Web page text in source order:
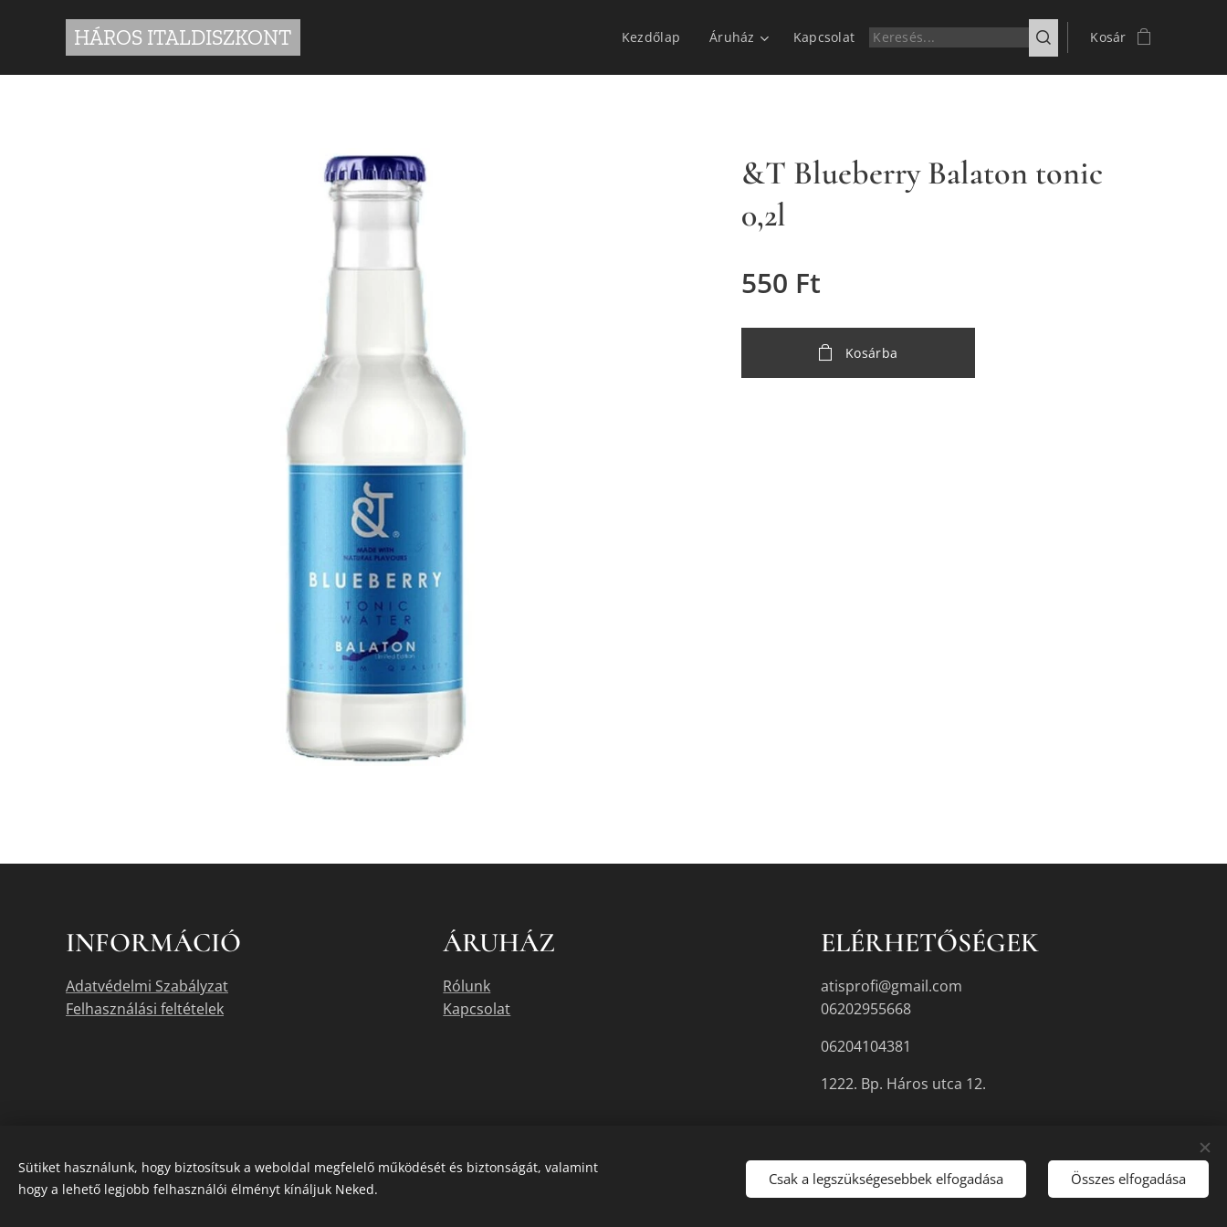
HÁROS ITALDISZKONT Kezdőlap Áruház Kapcsolat Kosár
&T Blueberry Balaton tonic
0,2l
550 Ft
Kosárba
INFORMÁCIÓ
Adatvédelmi Szabályzat
Felhasználási feltételek
ÁRUHÁZ
Rólunk
Kapcsolat
ELÉRHETŐSÉGEK
atisprofi@gmail.com
06202955668
06204104381
1222. Bp. Háros utca 12.
A termékek aktuális készletéről érdeklődjön az üzletben, vagy a megadott elérhetőségek egyikén. Sütik
Sütiket használunk, hogy biztosítsuk a weboldal megfelelő működését és biztonságát, valamint
hogy a lehető legjobb felhasználói élményt kínáljuk Neked.
Csak a legszükségesebbek elfogadása Összes elfogadása